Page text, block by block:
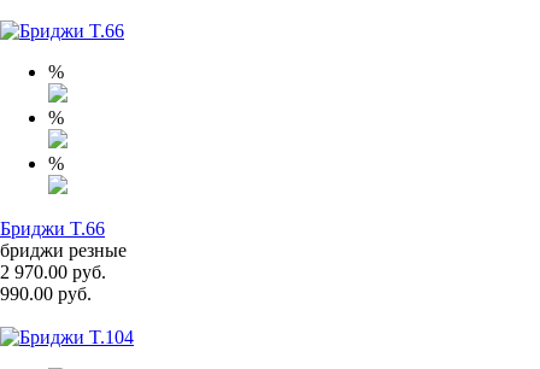
%
%
%
Бриджи T.66
бриджи резные
2 970.00 руб.
990.00 руб.